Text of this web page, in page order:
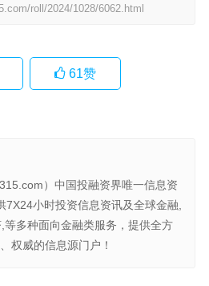
roll/2024/1028/6062.html
61赞
）中国投融资界唯一信息资
小时投资信息资讯及全球金融,
等多种面向金融类服务，提供全方
权威的信息源门户！